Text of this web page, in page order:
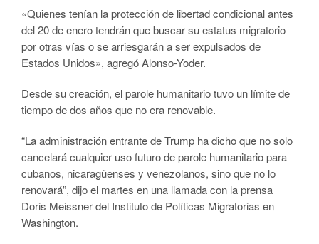
«Quienes tenían la protección de libertad condicional antes
del 20 de enero tendrán que buscar su estatus migratorio
por otras vías o se arriesgarán a ser expulsados de
Estados Unidos», agregó Alonso-Yoder.
Desde su creación, el parole humanitario tuvo un límite de
tiempo de dos años que no era renovable.
“La administración entrante de Trump ha dicho que no solo
cancelará cualquier uso futuro de parole humanitario para
cubanos, nicaragüenses y venezolanos, sino que no lo
renovará”, dijo el martes en una llamada con la prensa
Doris Meissner del Instituto de Políticas Migratorias en
Washington.